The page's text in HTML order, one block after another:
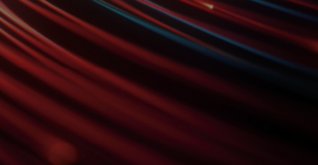
Enter
search
terms